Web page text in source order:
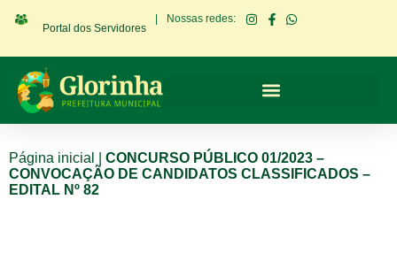
Portal dos Servidores
Nossas redes:
Página inicial
CONCURSO PÚBLICO 01/2023 –
CONVOCAÇÃO DE CANDIDATOS CLASSIFICADOS –
EDITAL Nº 82